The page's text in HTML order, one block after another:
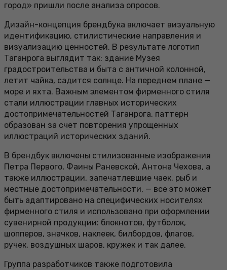
город» пришли после анализа опросов.
Дизайн-концепция брендбука включает визуальную
идентификацию, стилистические направления и
визуализацию ценностей. В результате логотип
Таганрога выглядит так: здание Музея
градостроительства и быта с античной колонной,
летит чайка, садится солнце. На переднем плане —
море и яхта. Важным элементом фирменного стиля
стали иллюстрации главных исторических
достопримечательностей Таганрога, паттерн
образован за счет повторения упрощенных
иллюстраций исторических зданий.
В брендбук включены стилизованные изображения
Петра Первого, Фаины Раневской, Антона Чехова, а
также иллюстрации, запечатлевшие чаек, рыб и
местные достопримечательности, — все это может
быть адаптировано на специфических носителях
фирменного стиля и использовано при оформлении
сувенирной продукции: блокнотов, футболок,
шопперов, значков, наклеек, билбордов, флагов,
ручек, воздушных шаров, кружек и так далее.
Группа разработчиков также подготовила